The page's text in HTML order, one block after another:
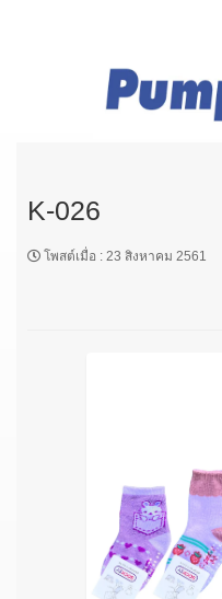
K-026
โพสต์เมื่อ : 23 สิงหาคม 2561